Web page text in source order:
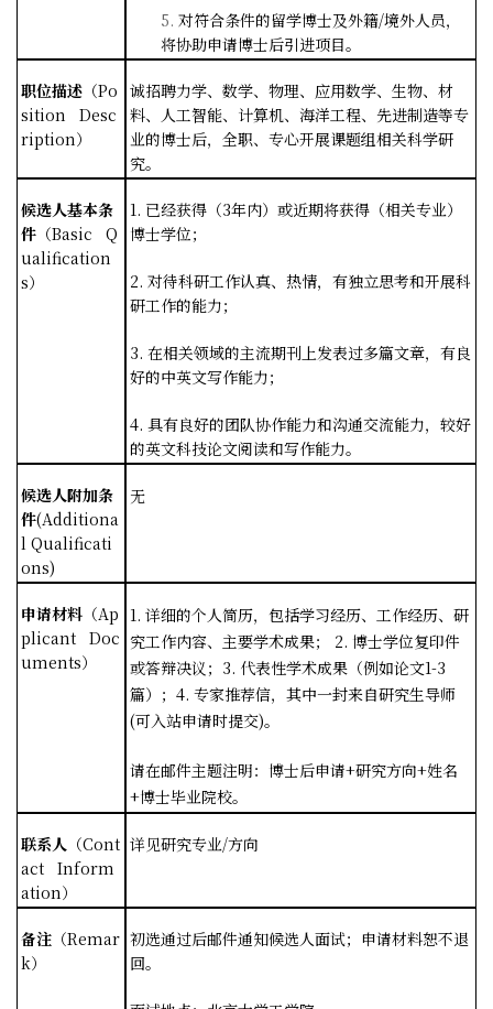
5. 对符合条件的留学博士及外籍/境外人员，
将协助申请博士后引进项目。
职位描述 （Po
sition Desc
ription）
诚招聘力学、数学、物理、 应用数学、生物、 材
料、人工智能、计算机、海洋工程、先进制造等专
业的博士后，全职、专心开展课题组相关科学研
究。
候选人基本条
件 （Basic Q
ualification
s）
1. 已经获得（3年内）或近期将获得（相关专业）
博士学位；
2. 对待科研工作认真、热情，有独立思考和开展科
研工作的能力；
3. 在相关领域的主流期刊上发表过多篇文章，有良
好的中英文写作能力；
4. 具有良好的团队协作能力和沟通交流能力，较好
的英文科技论文阅读和写作能力。
候选人附加条
件(Additiona
l Qualificati
ons)
无
申请材料 （Ap
plicant Doc
uments）
1. 详细的个人简历，包括学习经历、工作经历、研
究工作内容、主要学术成果；
2. 博士学位复印件
或答辩决议； 3. 代表性学术成果（例如论文1-3
篇）； 4. 专家推荐信，其中一封来自研究生导师
(可入站申请时提交)。
请在邮件主题注明：博士后申请+研究方向+姓名
+博士毕业院校。
联系人 （Cont
act Inform
ation）
详见研究专业/方向
备注 （Remar
k）
初选通过后邮件通知候选人面试；申请材料恕不退
回。